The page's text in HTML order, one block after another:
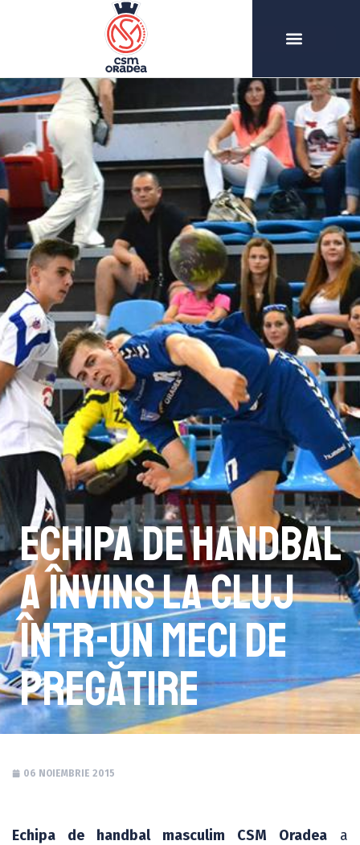
Echipa de handbal
a învins la Cluj
într-un meci de
pregătire
06 NOIEMBRIE 2015
Echipa de handbal masculim CSM Oradea a